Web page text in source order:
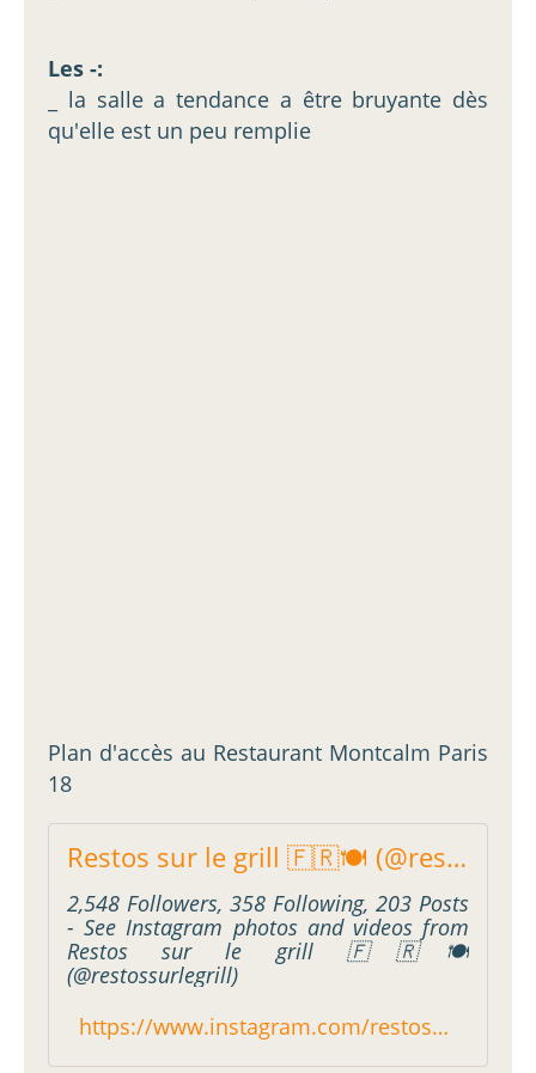
Les -:
_ la salle a tendance a être bruyante dès
qu'elle est un peu remplie
Plan d'accès au Restaurant Montcalm Paris
18
Restos sur le grill 🇫🇷🍽 (@restossurlegrill) * Instagram photos and videos
2,548 Followers, 358 Following, 203 Posts
- See Instagram photos and videos from
Restos sur le grill 🇫🇷🍽
(@restossurlegrill)
https://www.instagram.com/restossurlegrill/